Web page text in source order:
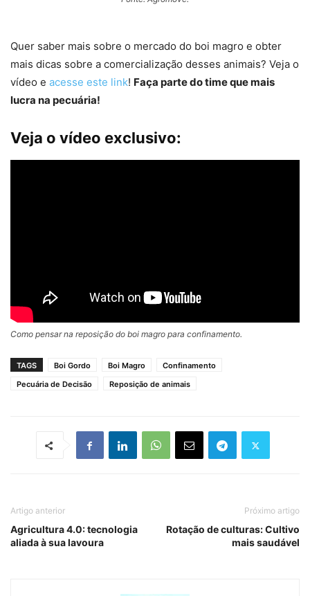
Quer saber mais sobre o mercado do boi magro e obter
mais dicas sobre a comercialização desses animais? Veja o
vídeo e acesse este link! Faça parte do time que mais
lucra na pecuária!
Veja o vídeo exclusivo:
Como pensar na reposição do boi magro para confinamento.
TAGS Boi Gordo Boi Magro
Confinamento
Pecuária de Decisão
Reposição de animais
Artigo anterior
Agricultura 4.0: tecnologia
aliada à sua lavoura
Próximo artigo
Rotação de culturas: Cultivo
mais saudável